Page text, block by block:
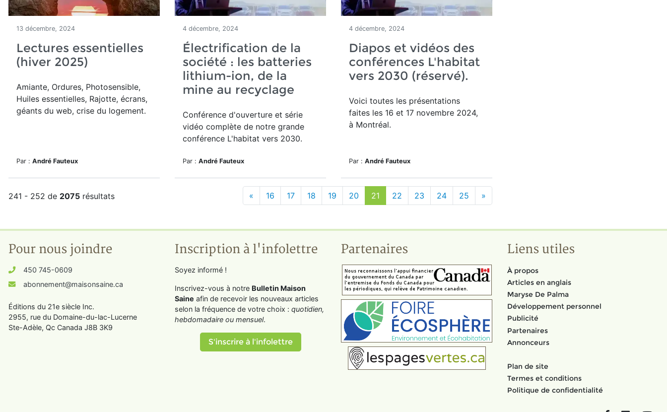
13 décembre, 2024
Lectures essentielles
(hiver 2025)
Amiante, Ordures, Photosensible,
Huiles essentielles, Rajotte, écrans,
géants du web, crise du logement.
Par : André Fauteux
4 décembre, 2024
Électrification de la
société : les batteries
lithium-ion, de la
mine au recyclage
Conférence d'ouverture et série
vidéo complète de notre grande
conférence L'habitat vers 2030.
Par : André Fauteux
4 décembre, 2024
Diapos et vidéos des
conférences L'habitat
vers 2030 (réservé).
Voici toutes les présentations
faites les 16 et 17 novembre 2024,
à Montréal.
Par : André Fauteux
241 - 252 de 2075 résultats « 16 17 18 19 20 21 22 23 24 25 »
Pour nous joindre
450 745-0609
abonnement@maisonsaine.ca
Éditions du 21e siècle Inc.
2955, rue du Domaine-du-lac-Lucerne
Ste-Adèle, Qc Canada J8B 3K9
Inscription à l'infolettre
Soyez informé !
Inscrivez-vous à notre Bulletin Maison
Saine afin de recevoir les nouveaux articles
selon la fréquence de votre choix : quotidien,
hebdomadaire ou mensuel.
S'inscrire à l'infolettre
Partenaires Liens utiles
À propos
Articles en anglais
Maryse De Palma
Développement personnel
Publicité
Partenaires
Annonceurs
Plan de site
Termes et conditions
Politique de confidentialité